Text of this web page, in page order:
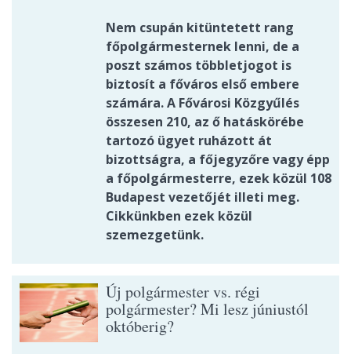
Nem csupán kitüntetett rang
főpolgármesternek lenni, de a
poszt számos többletjogot is
biztosít a főváros első embere
számára. A Fővárosi Közgyűlés
összesen 210, az ő hatáskörébe
tartozó ügyet ruházott át
bizottságra, a főjegyzőre vagy épp
a főpolgármesterre, ezek közül 108
Budapest vezetőjét illeti meg.
Cikkünkben ezek közül
szemezgetünk.
Új polgármester vs. régi
polgármester? Mi lesz júniustól
októberig?